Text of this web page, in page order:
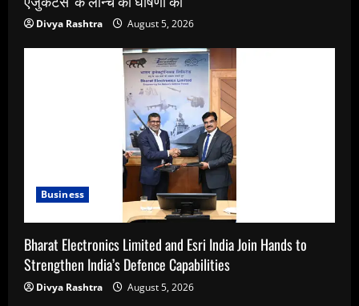
Divya Rashtra August 5, 2026
Business
Bharat Electronics Limited and Esri India Join Hands to
Strengthen India’s Defence Capabilities
Divya Rashtra August 5, 2026